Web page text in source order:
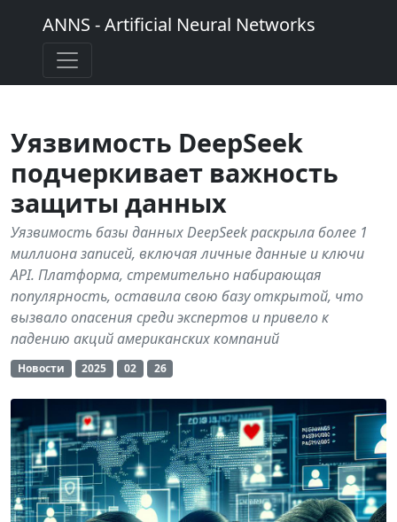
ANNS - Artificial Neural Networks
Уязвимость DeepSeek
подчеркивает важность
защиты данных
Уязвимость базы данных DeepSeek раскрыла более 1
миллиона записей, включая личные данные и ключи
API. Платформа, стремительно набирающая
популярность, оставила свою базу открытой, что
вызвало опасения среди экспертов и привело к
падению акций американских компаний
Новости 2025 02 26